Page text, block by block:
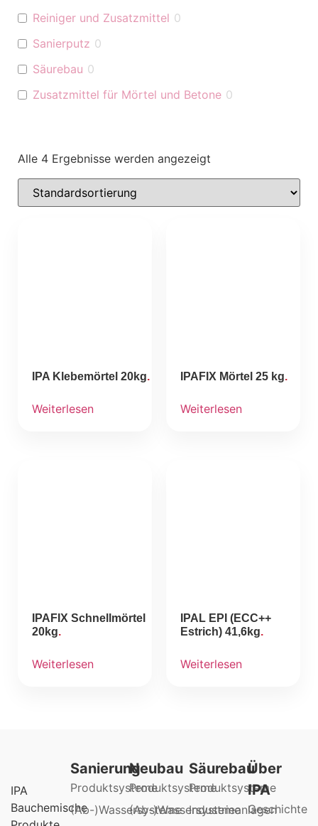
Reiniger und Zusatzmittel 0
Sanierputz 0
Säurebau 0
Zusatzmittel für Mörtel und Betone 0
Alle 4 Ergebnisse werden angezeigt
IPA Klebemörtel 20kg
Weiterlesen
IPAFIX Mörtel 25 kg
Weiterlesen
IPAFIX Schnellmörtel
20kg
Weiterlesen
IPAL EPI (ECC++
Estrich) 41,6kg
Weiterlesen
IPA
Bauchemische
Sanierung
Produktsysteme
(Ab-)Wassersysteme
Neubau
Produktsysteme
(Ab-)Wassersysteme
Säurebau
Produktsysteme
Industrieanlagen
Über
IPA
Geschichte